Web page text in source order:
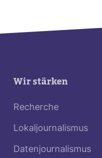
Wir stärken
Recherche
Lokaljournalismus
Datenjournalismus